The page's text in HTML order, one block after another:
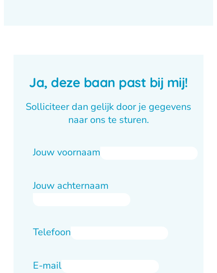
Ja, deze baan past bij mij!
Solliciteer dan gelijk door je gegevens
naar ons te sturen.
Jouw voornaam
Jouw achternaam
Telefoon
E-mail